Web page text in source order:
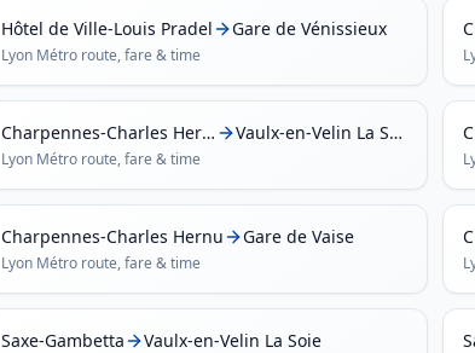
Hôtel de Ville-Louis Pradel Gare de Vénissieux
Lyon Métroroute, fare & time
Charpennes-Charles Hernu Vaulx-en-Velin La Soie
Lyon Métroroute, fare & time
Charpennes-Charles Hernu Gare de Vaise
Lyon Métroroute, fare & time
Saxe-Gambetta Vaulx-en-Velin La Soie